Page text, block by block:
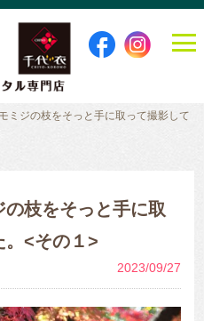
ミジの枝をそっと手に取って撮影して
枝をそっと手に取
。<その１>
2023/09/27